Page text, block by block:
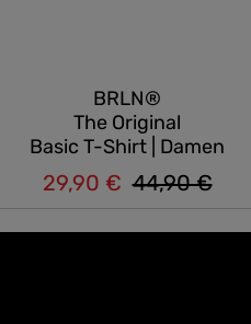
BRLN®
The Original
Basic T-Shirt | Damen
Verkaufspreis:
29,90 € Regulärer Preis:
44,90 €